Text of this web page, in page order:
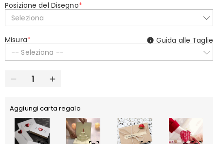
Posizione del Disegno*
Seleziona
Misura*
-- Seleziona --
Guida alle Taglie
Aggiungi carta regalo